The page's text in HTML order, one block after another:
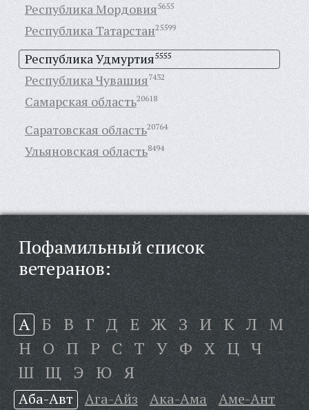
Республика Мордовия5655
Республика Татарстан25599
Республика Удмуртия5555
Республика Чувашия7432
Самарская область20618
Саратовская область20764
Ульяновская область8494
Пофамильный список
ветеранов:
А Б В Г Д Е Ж З И К Л М
Н О П Р С Т У Ф Х Ц Ч
Ш Щ Э Ю Я
Аба-Авт Ага-Айз Ака-Ама
Аме-Ант